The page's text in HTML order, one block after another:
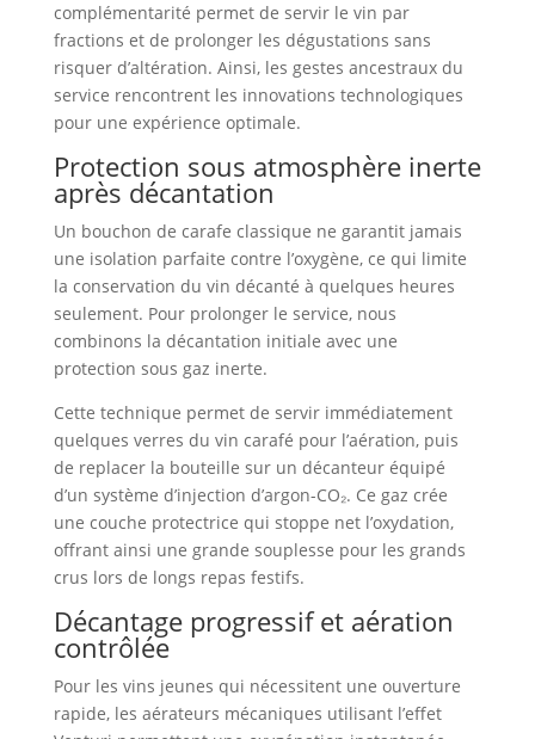
complémentarité permet de servir le vin par
fractions et de prolonger les dégustations sans
risquer d’altération. Ainsi, les gestes ancestraux du
service rencontrent les innovations technologiques
pour une expérience optimale.
Protection sous atmosphère inerte
après décantation
Un bouchon de carafe classique ne garantit jamais
une isolation parfaite contre l’oxygène, ce qui limite
la conservation du vin décanté à quelques heures
seulement. Pour prolonger le service, nous
combinons la décantation initiale avec une
protection sous gaz inerte.
Cette technique permet de servir immédiatement
quelques verres du vin carafé pour l’aération, puis
de replacer la bouteille sur un décanteur équipé
d’un système d’injection d’argon-CO₂. Ce gaz crée
une couche protectrice qui stoppe net l’oxydation,
offrant ainsi une grande souplesse pour les grands
crus lors de longs repas festifs.
Décantage progressif et aération
contrôlée
Pour les vins jeunes qui nécessitent une ouverture
rapide, les aérateurs mécaniques utilisant l’effet